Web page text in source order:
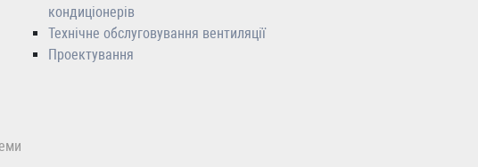
кондиціонерів
Технічне обслуговування вентиляції
Проектування